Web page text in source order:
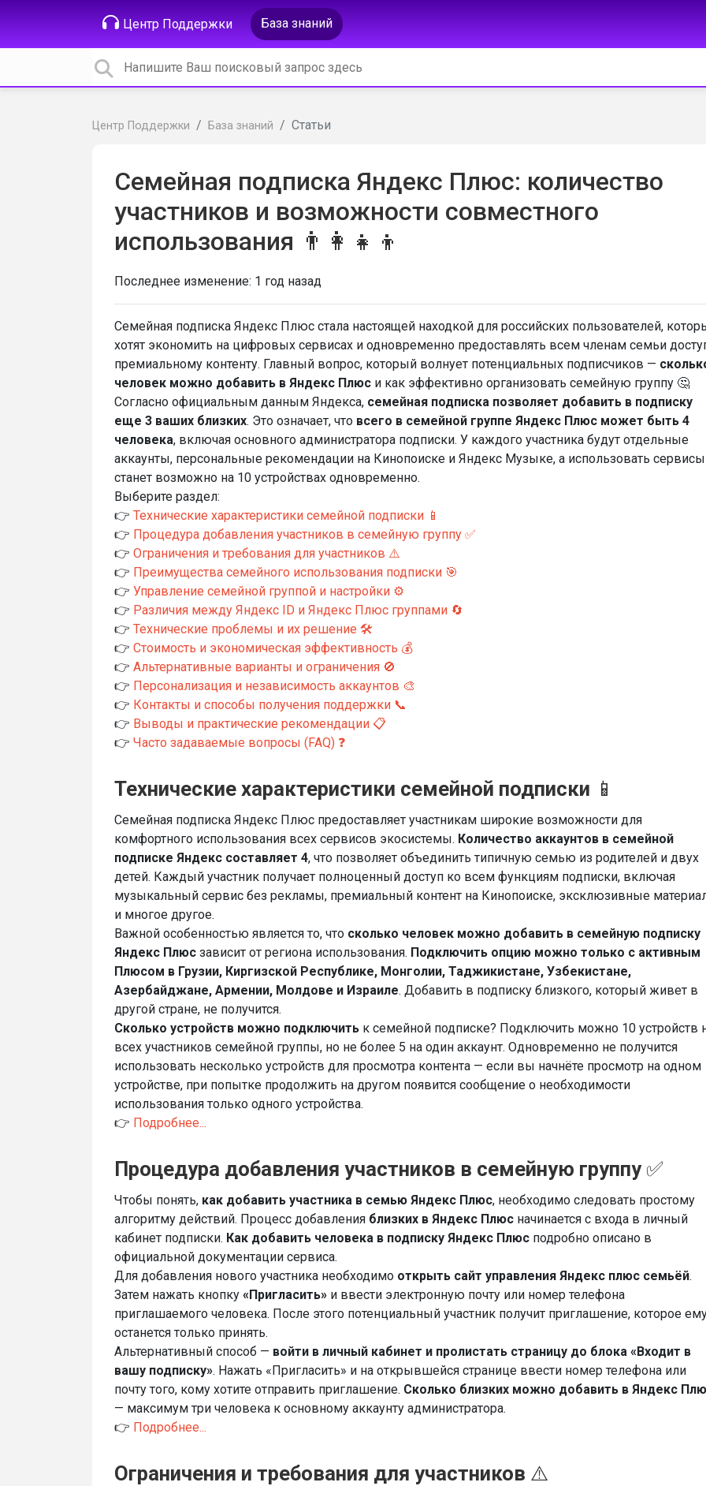
Центр Поддержки База знаний
Центр Поддержки База знаний Статьи
Семейная подписка Яндекс Плюс: количество
участников и возможности совместного
использования 👨‍👩‍👧‍👦
Последнее изменение: 1 год назад
Семейная подписка Яндекс Плюс стала настоящей находкой для российских пользователей,
хотят экономить на цифровых сервисах и одновременно предоставлять всем членам семьи
премиальному контенту. Главный вопрос, который волнует потенциальных подписчиков —
человек можно добавить в Яндекс Плюс и как эффективно организовать семейную группу 🤔
Согласно официальным данным Яндекса, семейная подписка позволяет добавить в подписку
еще 3 ваших близких. Это означает, что всего в семейной группе Яндекс Плюс может быть 4
человека, включая основного администратора подписки. У каждого участника будут отдельные
аккаунты, персональные рекомендации на Кинопоиске и Яндекс Музыке, а использовать сервисы
станет возможно на 10 устройствах одновременно.
Выберите раздел:
👉 Технические характеристики семейной подписки 📱
👉 Процедура добавления участников в семейную группу ✅
👉 Ограничения и требования для участников ⚠️
👉 Преимущества семейного использования подписки 🎯
👉 Управление семейной группой и настройки ⚙️
👉 Различия между Яндекс ID и Яндекс Плюс группами 🔄
👉 Технические проблемы и их решение 🛠️
👉 Стоимость и экономическая эффективность 💰
👉 Альтернативные варианты и ограничения 🚫
👉 Персонализация и независимость аккаунтов 🎨
👉 Контакты и способы получения поддержки 📞
👉 Выводы и практические рекомендации 📋
👉 Часто задаваемые вопросы (FAQ) ❓
Технические характеристики семейной подписки 📱
Семейная подписка Яндекс Плюс предоставляет участникам широкие возможности для
комфортного использования всех сервисов экосистемы. Количество аккаунтов в семейной
подписке Яндекс составляет 4, что позволяет объединить типичную семью из родителей и двух
детей. Каждый участник получает полноценный доступ ко всем функциям подписки, включая
музыкальный сервис без рекламы, премиальный контент на Кинопоиске, эксклюзивные
и многое другое.
Важной особенностью является то, что сколько человек можно добавить в семейную подписку
Яндекс Плюс зависит от региона использования. Подключить опцию можно только с активным
Плюсом в Грузии, Киргизской Республике, Монголии, Таджикистане, Узбекистане,
Азербайджане, Армении, Молдове и Израиле. Добавить в подписку близкого, который живет в
другой стране, не получится.
Сколько устройств можно подключить к семейной подписке? Подключить можно 10 устройств
всех участников семейной группы, но не более 5 на один аккаунт. Одновременно не получится
использовать несколько устройств для просмотра контента — если вы начнёте просмотр на одном
устройстве, при попытке продолжить на другом появится сообщение о необходимости
использования только одного устройства.
👉 Подробнее...
Процедура добавления участников в семейную группу✅
Чтобы понять, как добавить участника в семью Яндекс Плюс, необходимо следовать простому
алгоритму действий. Процесс добавления близких в Яндекс Плюс начинается с входа в личный
кабинет подписки. Как добавить человека в подписку Яндекс Плюс подробно описано в
официальной документации сервиса.
Для добавления нового участника необходимо открыть сайт управления Яндекс плюс семьёй.
Затем нажать кнопку «Пригласить» и ввести электронную почту или номер телефона
приглашаемого человека. После этого потенциальный участник получит приглашение, которое
останется только принять.
Альтернативный способ — войти в личный кабинет и пролистать страницу до блока «Входит в
вашу подписку». Нажать «Пригласить» и на открывшейся странице ввести номер телефона или
почту того, кому хотите отправить приглашение. Сколько близких можно добавить в Яндекс
— максимум три человека к основному аккаунту администратора.
👉 Подробнее...
Ограничения и требования для участников ⚠️